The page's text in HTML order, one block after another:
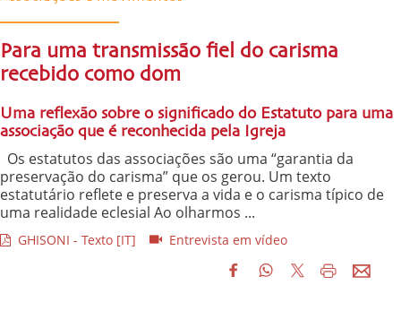
Para uma transmissão fiel do carisma
recebido como dom
Uma reflexão sobre o significado do Estatuto para uma
associação que é reconhecida pela Igreja
Os estatutos das associações são uma “garantia da
preservação do carisma” que os gerou. Um texto
estatutário reflete e preserva a vida e o carisma típico de
uma realidade eclesial Ao olharmos ...
GHISONI - Texto [IT] Entrevista em vídeo